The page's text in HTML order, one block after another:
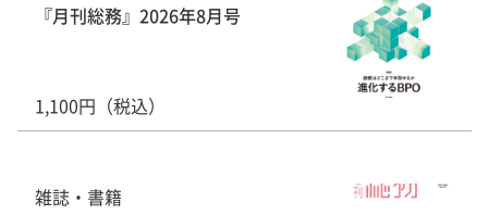
『月刊総務』2026年8月号
1,100円（税込）
雑誌・書籍